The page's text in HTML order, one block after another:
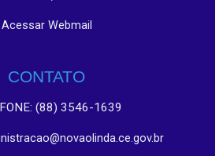
Acessar Webmail
CONTATO
(88) 3546-1639